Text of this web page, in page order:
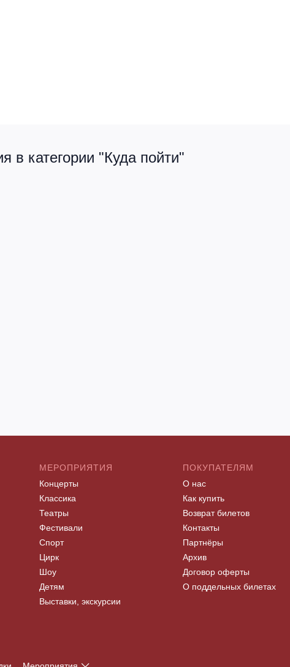
в категории "Куда пойти"
МЕРОПРИЯТИЯ
Концерты
Классика
Театры
Фестивали
Спорт
Цирк
Шоу
Детям
Выставки, экскурсии
ПОКУПАТЕЛЯМ
О нас
Как купить
Возврат билетов
Контакты
Партнёры
Архив
Договор оферты
О поддельных билетах